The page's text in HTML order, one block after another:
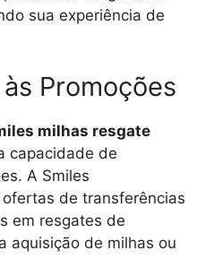
sua experiência de
Promoções
milhas resgate
capacidade de
A Smiles
de transferências
em resgates de
aquisição de milhas ou